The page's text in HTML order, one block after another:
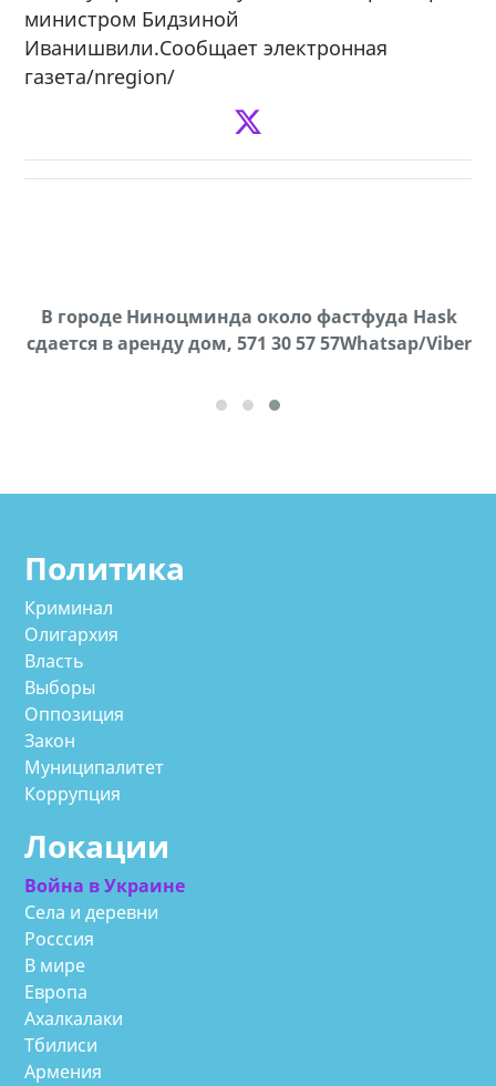
министром Бидзиной
Иванишвили.Сообщает электронная
газета/nregion/
В городе Ниноцминда около фастфуда Hask
cдается в аренду дом, 571 30 57 57Whatsap/Viber
Политика
Криминал
Олигархия
Власть
Выборы
Оппозиция
Закон
Муниципалитет
Коррупция
Локации
Война в Украине
Села и деревни
Росссия
В мире
Европа
Ахалкалаки
Тбилиси
Армения